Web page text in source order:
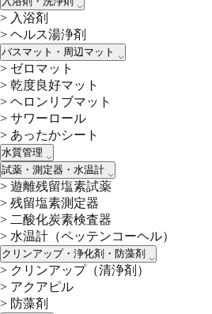
> 入浴剤
> ヘルス湯浄剤
バスマット・周辺マット
> ゼロマット
> 乾度良好マット
> ヘロンリブマット
> サワーロール
> あったかシート
水質管理
試薬・測定器・水温計
> 遊離残留塩素試薬
> 残留塩素測定器
> 二酸化炭素検査器
> 水温計（ペッテンコーヘル）
クリンアップ・浄化剤・防藻剤
> クリンアップ（清浄剤）
> アクアピル
> 防藻剤